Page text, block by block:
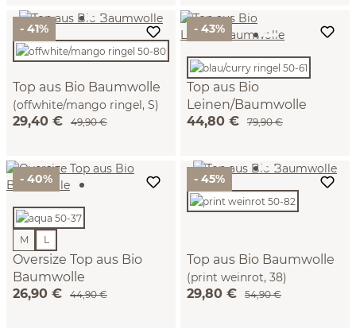
- 41%
Top aus Bio Baumwolle
(offwhite/mango ringel, S)
29,40 € 49,90 €
- 43%
Top aus Bio
Leinen/Baumwolle
(blau/curry ringel, 38)
44,80 € 79,90 €
- 40%
Oversize Top aus Bio
Baumwolle
(aqua, L)
M L
26,90 € 44,90 €
- 45%
Top aus Bio Baumwolle
(print weinrot, 38)
29,80 € 54,90 €